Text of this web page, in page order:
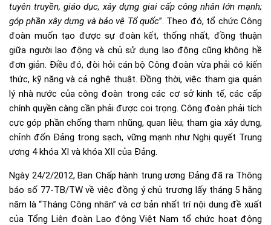
tuyên truyền, giáo dục, xây dựng giai cấp công nhân lớn mạnh;
góp phần xây dựng và bảo vệ Tổ quốc”. Theo đó, tổ chức Công
đoàn muốn tạo được sự đoàn kết, thống nhất, đồng thuận
giữa người lao động và chủ sử dụng lao động cũng không hề
đơn giản. Điều đó, đòi hỏi cán bộ Công đoàn vừa phải có kiến
thức, kỹ năng và cả nghệ thuật. Đồng thời, việc tham gia quản
lý nhà nước của công đoàn trong các cơ sở kinh tế, các cấp
chính quyền càng cần phải được coi trọng. Công đoàn phải tích
cực góp phần chống tham nhũng, quan liêu; tham gia xây dựng,
chỉnh đốn Đảng trong sạch, vững mạnh như Nghị quyết Trung
ương 4 khóa XI và khóa XII của Đảng.
Ngày 24/2/2012, Ban Chấp hành trung ương Đảng đã ra Thông
báo số 77-TB/TW về việc đồng ý chủ trương lấy tháng 5 hằng
năm là “Tháng Công nhân” và cơ bản nhất trí nội dung đề xuất
của Tổng Liên đoàn Lao động Việt Nam tổ chức hoạt động